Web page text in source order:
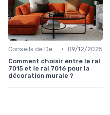
Conseils de Design d'Intérieur • 09/12/2025
Comment choisir entre le ral
7015 et le ral 7016 pour la
décoration murale ?